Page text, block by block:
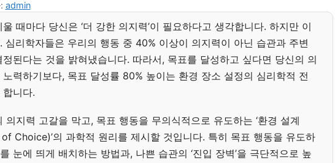
admin
때마다 당신은 ‘더 강한 의지력’이 필요하다고 생각합니다. 하지만 이
심리학자들은 우리의 행동 중 40% 이상이 의지력이 아닌 습관과 주변
된다는 것을 밝혀냈습니다. 따라서, 목표를 달성하고 싶다면 당신의 의
력하기보다, 목표 달성률 80% 높이는 환경 장소 설정의 심리학적 전
니다.
의지력 고갈을 막고, 목표 행동을 무의식적으로 유도하는 ‘환경 설계
Choice)’의 과학적 원리를 제시할 것입니다. 특히 목표 행동을 유도하
를 눈에 띄게 배치하는 방법과, 나쁜 습관의 ‘진입 장벽’을 극단적으로 높